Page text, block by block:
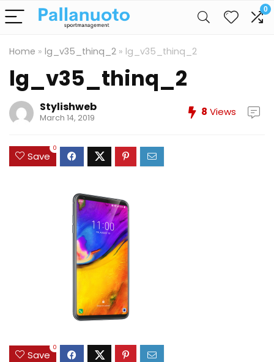
0
Home » lg_v35_thinq_2 » lg_v35_thinq_2
lg_v35_thinq_2
Stylishweb
March 14, 2019 8 Views
Save
0
Save
0